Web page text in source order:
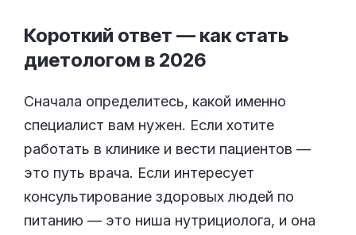
Короткий ответ — как стать
диетологом в 2026
Сначала определитесь, какой именно
специалист вам нужен. Если хотите
работать в клинике и вести пациентов —
это путь врача. Если интересует
консультирование здоровых людей по
питанию — это ниша нутрициолога, и она